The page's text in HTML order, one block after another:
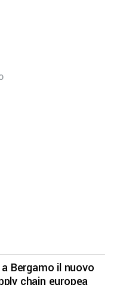
Bergamo il nuovo
chain europea